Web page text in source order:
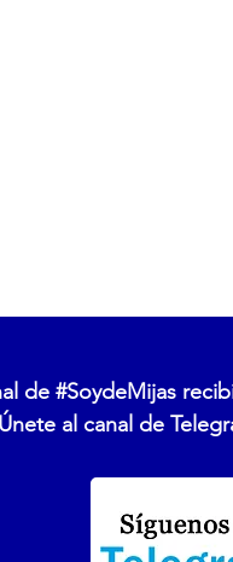
de #SoydeMijas
Únete al canal de